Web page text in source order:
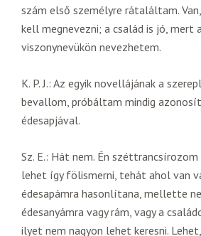
szám első személyre rátaláltam.
kell megnevezni; a család is jó, mert
viszonynevükön nevezhetem.
K. P. J.: Az egyik novellájának a
bevallom, próbáltam mindig
édesapjával.
Sz. E.: Hát nem. Én
lehet így fölismerni, tehát ahol van
édesapámra hasonlítana, mellette
édesanyámra vagy rám, vagy a
ilyet nem nagyon lehet keresni.